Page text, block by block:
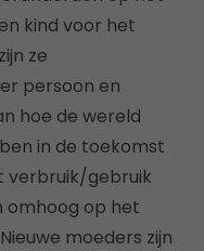
kind voor het
ze
persoon en
hoe de wereld
in de toekomst
verbruik/gebruik
omhoog op het
moeders zijn